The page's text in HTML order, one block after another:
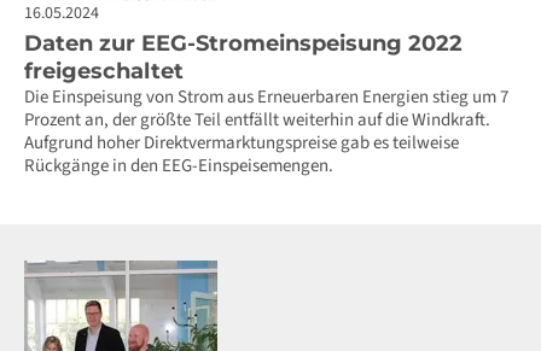
16.05.2024
Daten zur EEG-Stromeinspeisung 2022
freigeschaltet
Die Einspeisung von Strom aus Erneuerbaren Energien stieg um 7
Prozent an, der größte Teil entfällt weiterhin auf die Windkraft.
Aufgrund hoher Direktvermarktungspreise gab es teilweise
Rückgänge in den EEG-Einspeisemengen.